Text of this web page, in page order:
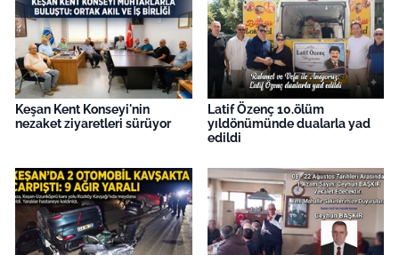
Keşan Kent Konseyi'nin
nezaket ziyaretleri sürüyor
Latif Özenç 10.ölüm
yıldönümünde dualarla yad
edildi